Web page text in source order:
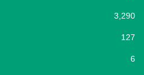
3,290
127
6